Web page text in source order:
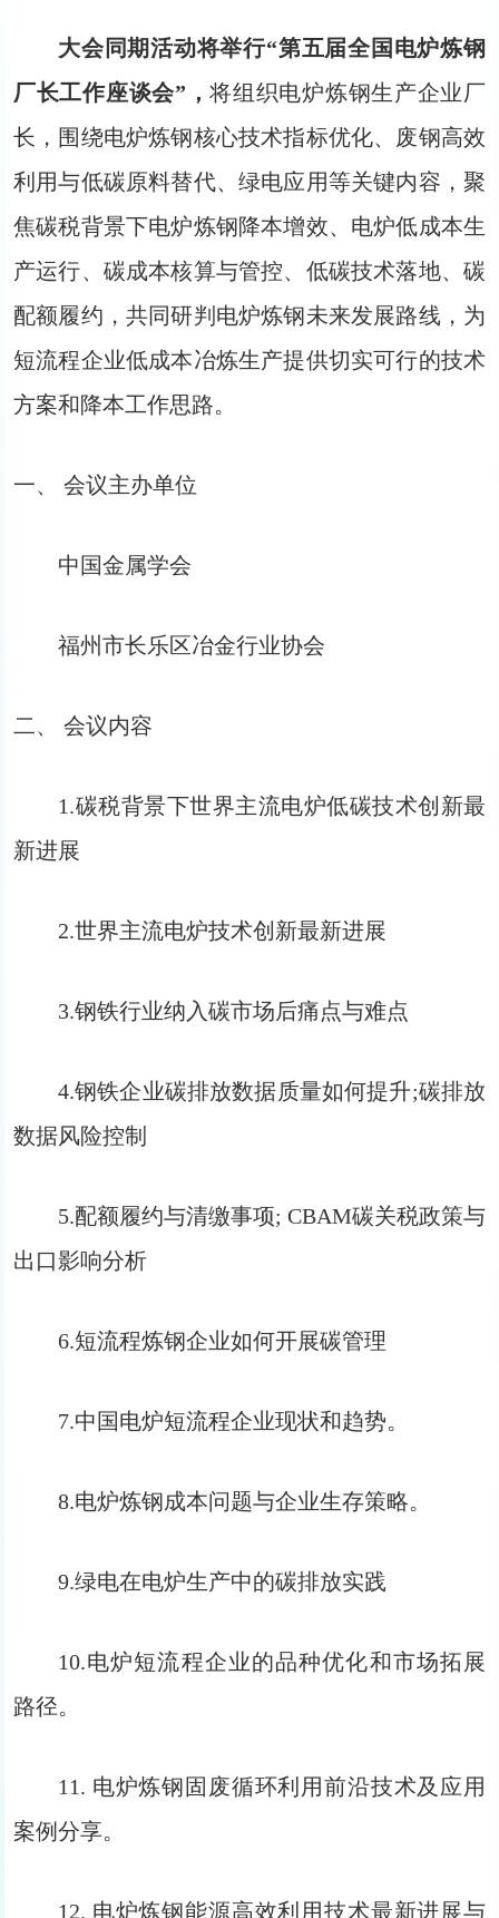
大会同期活动将举行“第五届全国电炉炼钢
厂长工作座谈会”，将组织电炉炼钢生产企业厂
长，围绕电炉炼钢核心技术指标优化、废钢高效
利用与低碳原料替代、绿电应用等关键内容，聚
焦碳税背景下电炉炼钢降本增效、电炉低成本生
产运行、碳成本核算与管控、低碳技术落地、碳
配额履约，共同研判电炉炼钢未来发展路线，为
短流程企业低成本冶炼生产提供切实可行的技术
方案和降本工作思路。
一、 会议主办单位
中国金属学会
福州市长乐区冶金行业协会
二、 会议内容
1.碳税背景下世界主流电炉低碳技术创新最
新进展
2.世界主流电炉技术创新最新进展
3.钢铁行业纳入碳市场后痛点与难点
4.钢铁企业碳排放数据质量如何提升;碳排放
数据风险控制
5.配额履约与清缴事项; CBAM碳关税政策与
出口影响分析
6.短流程炼钢企业如何开展碳管理
7.中国电炉短流程企业现状和趋势。
8.电炉炼钢成本问题与企业生存策略。
9.绿电在电炉生产中的碳排放实践
10.电炉短流程企业的品种优化和市场拓展
路径。
11. 电炉炼钢固废循环利用前沿技术及应用
案例分享。
12. 电炉炼钢能源高效利用技术最新进展与